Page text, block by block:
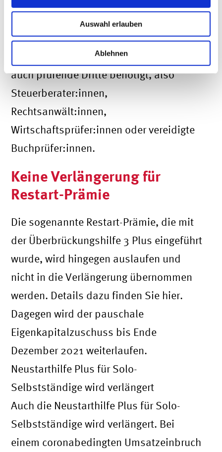
Auswahl erlauben
Ablehnen
Überbrückungshilfe 3 Plus
Für die Antragstellung werden weiterhin
auch prüfende Dritte benötigt, also
Steuerberater:innen,
Rechtsanwält:innen,
Wirtschaftsprüfer:innen oder vereidigte
Buchprüfer:innen.
Keine Verlängerung für
Restart-Prämie
Die sogenannte Restart-Prämie, die mit
der Überbrückungshilfe 3 Plus eingeführt
wurde, wird hingegen auslaufen und
nicht in die Verlängerung übernommen
werden. Details dazu finden Sie hier.
Dagegen wird der pauschale
Eigenkapitalzuschuss bis Ende
Dezember 2021 weiterlaufen.
Neustarthilfe Plus für Solo-
Selbstständige wird verlängert
Auch die Neustarthilfe Plus für Solo-
Selbstständige wird verlängert. Bei
einem coronabedingten Umsatzeinbruch